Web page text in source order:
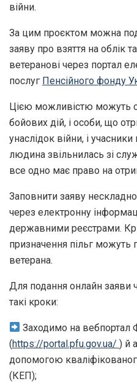
війни.
За цим проєктом можна
заяву про взяття на облік
ветеранові через портал
послуг Пенсійного фонду
Цією можливістю можуть
бойових дій, і особи, що
унаслідок війни, і
людина звільнилась зі
все одно має право на
Заповнити заяву
через електронну
державними реєстрами.
призначення пільг можуть
ветерана.
Для подання онлайн заяви
такі кроки:
Заходимо на вебпортал
(https://portal.pfu.gov.ua/ ) й
допомогою
(КЕП);